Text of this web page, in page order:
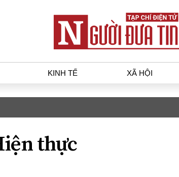
KINH TẾ XÃ HỘI
gia
thực